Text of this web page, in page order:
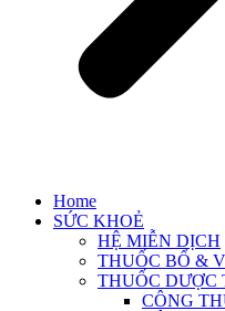
Home
SỨC KHOẺ
HỆ MIỄN DỊCH
THUỐC BỔ &
THUỐC DƯỢC
CÔNG